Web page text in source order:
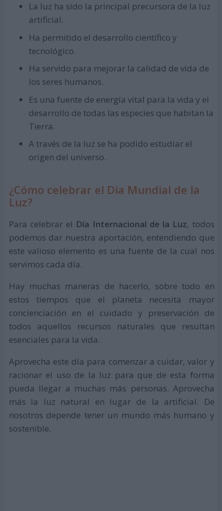
La luz ha sido la principal precursora de la luz
artificial.
Ha permitido el desarrollo científico y
tecnológico.
Ha servido para mejorar la calidad de vida de
los seres humanos.
Es una fuente de energía vital para la vida y el
desarrollo de todas las especies que habitan la
Tierra.
A través de la luz se ha podido estudiar el
origen del universo.
¿Cómo celebrar el Día Mundial de la
Luz?
Para celebrar el Día Internacional de la Luz, todos
podemos dar nuestra aportación, entendiendo que
este valioso elemento es una fuente de la cual nos
servimos cada día.
Hay muchas maneras de hacerlo, sobre todo en
estos tiempos que el planeta necesita mayor
concienciación en el cuidado y preservación de
todos aquellos recursos naturales que resultan
esenciales para la vida.
Aprovecha este día para comenzar a cuidar, valor y
racionar el uso de la luz para que de esta forma
pueda llegar a muchas más personas. Aprovecha
más la luz natural en lugar de la artificial. De
nosotros depende tener un mundo más humano y
sostenible.